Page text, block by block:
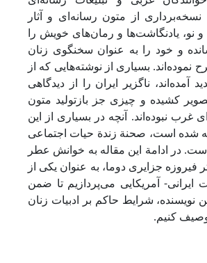
نسخه‌برداری از متون رسانه‌ای و آثار
نو، یادنگاشت‌ها و رمان‌های خویش را
و خود را به عنوان سخنگوی زنان
نموده‌اند. بسیاری از نوشته‌هایی که از
آمده‌اند، ناگزیر ایران را از دیدگاهی
کشیده و چیزی جز بازتولید متون
غرب نبوده‌اند. آنچه در بسیاری از این
شده است، صحنة زندة حیات اجتماعی
در ادامة این مقاله به خوانش عطر
فیروزه جزایری دوما، به عنوان یکی از
ایرانی- آمریکایی می‌پردازیم تا ضمن
نویسنده، شرایط حاکم بر ادبیات زنان
کنیم.